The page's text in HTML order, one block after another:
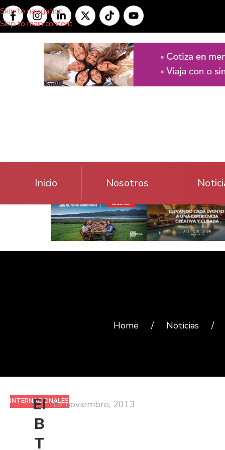
Skip to navigation
Skip to main content
Inicio Nosotros
Home / Noticias /
INTERNACIONALES
EI
B
T
19 noviembre, 2013